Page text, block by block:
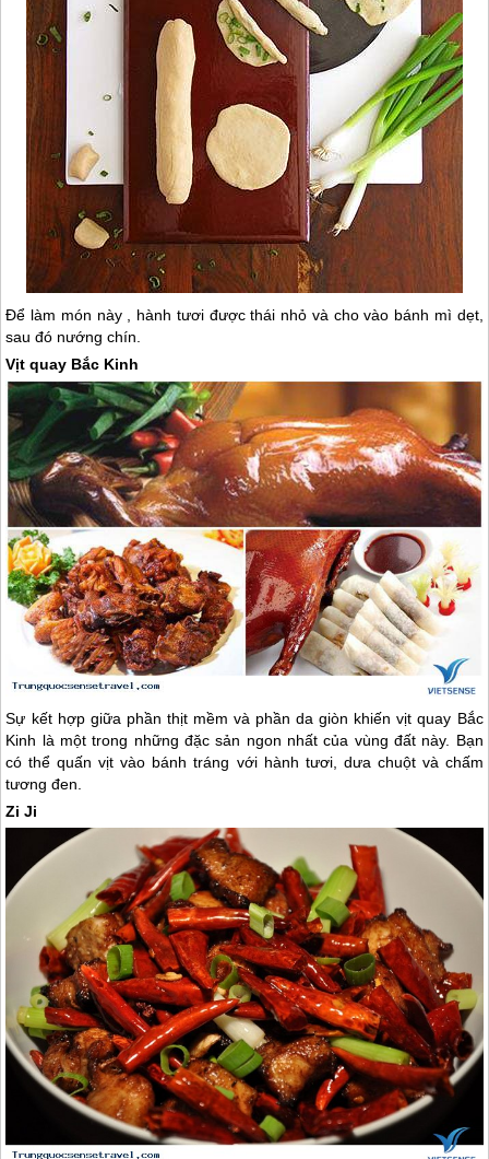
Để làm món này , hành tươi được thái nhỏ và cho vào bánh mì dẹt,
sau đó nướng chín.
Vịt quay Bắc Kinh
Sự kết hợp giữa phần thịt mềm và phần da giòn khiến vịt quay Bắc
Kinh là một trong những đặc sản ngon nhất của vùng đất này. Bạn
có thể quấn vịt vào bánh tráng với hành tươi, dưa chuột và chấm
tương đen.
Zi Ji